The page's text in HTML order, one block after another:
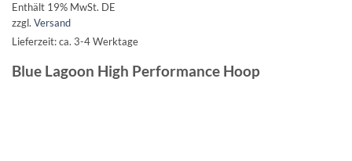
Enthält 19% MwSt. DE
zzgl. Versand
Lieferzeit: ca. 3-4 Werktage
Blue Lagoon High Performance Hoop